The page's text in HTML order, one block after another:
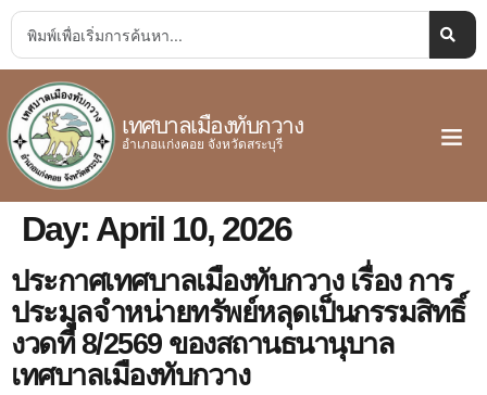
เทศบาลเมืองทับกวาง
อำเภอแก่งคอย จังหวัดสระบุรี
Day: April 10, 2026
ประกาศเทศบาลเมืองทับกวาง เรื่อง การ
ประมูลจำหน่ายทรัพย์หลุดเป็นกรรมสิทธิ์
งวดที่ 8/2569 ของสถานธนานุบาล
เทศบาลเมืองทับกวาง